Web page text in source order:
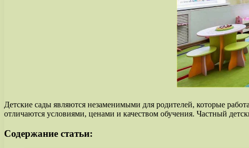
Детские сады являются незаменимыми для родителей, которые
отличаются условиями, ценами и качеством обучения. Частный
Содержание статьи: